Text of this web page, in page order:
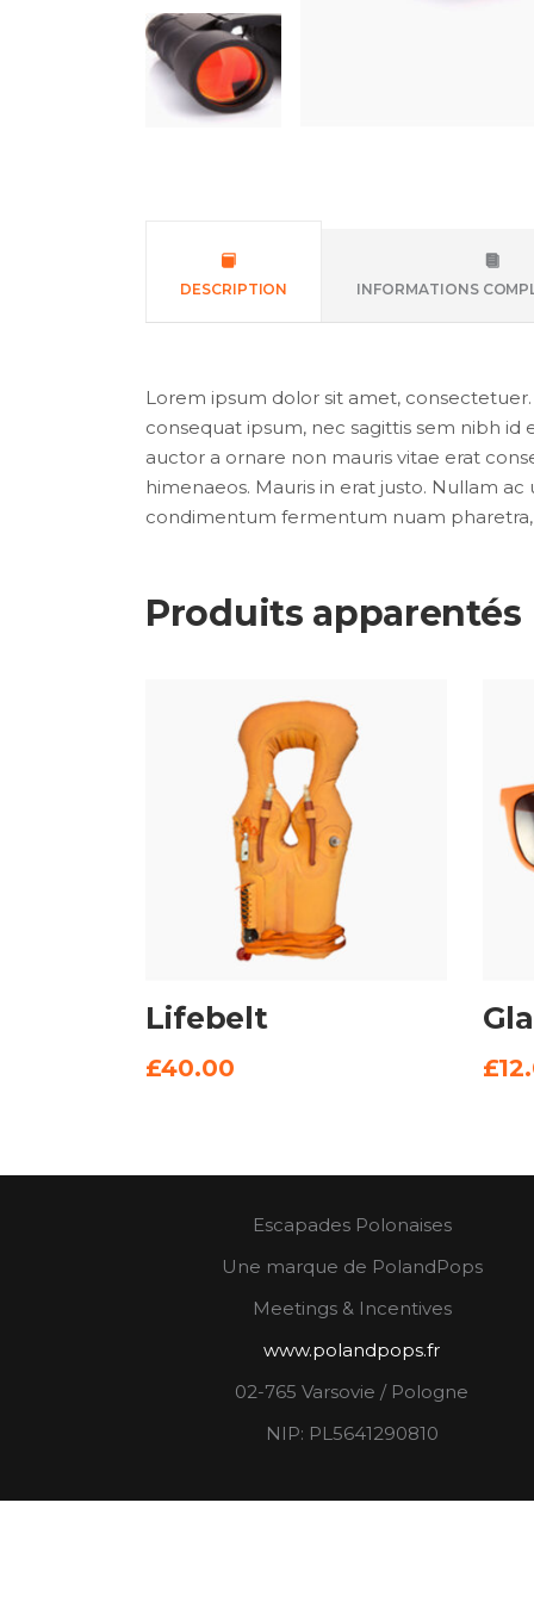
DESCRIPTION INFORMATIONS
Lorem ipsum dolor sit amet,
consequat ipsum, nec sagittis sem nibh
auctor a ornare non mauris vitae erat
himenaeos. Mauris in erat justo. Nullam
condimentum fermentum nuam
Produits apparentés
AJOUTER AU
PANIER
Lifebelt
£40.00 £
Escapades Polonaises
Une marque de PolandPops
Meetings & Incentives
www.polandpops.fr
02-765 Varsovie / Pologne
NIP: PL5641290810